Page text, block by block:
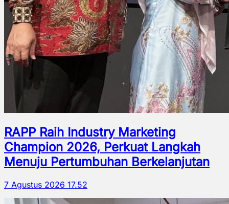
RAPP Raih Industry Marketing
Champion 2026, Perkuat Langkah
Menuju Pertumbuhan Berkelanjutan
7 Agustus 2026 17.52